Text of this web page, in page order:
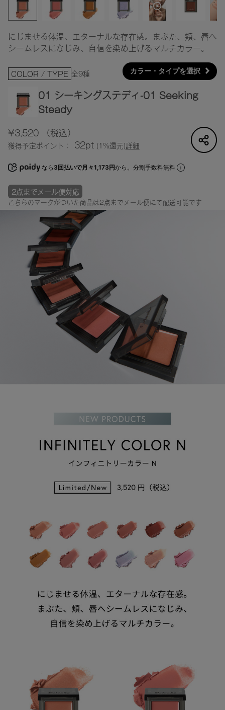
にじませる体温、エターナルな存在感。まぶた、頬、唇へ
シームレスになじみ、自信を染め上げるマルチカラー。
COLOR / TYPE 全9種 カラー・タイプを選択
01 シーキングステディ-01 Seeking
Steady
¥3,520（税込）
獲得予定ポイント： 32pt (1%還元)詳細
なら 3回払いで月々1,173円から。分割手数料無料
2点までメール便対応
こちらのマークがついた商品は2点までメール便にて配送可能です